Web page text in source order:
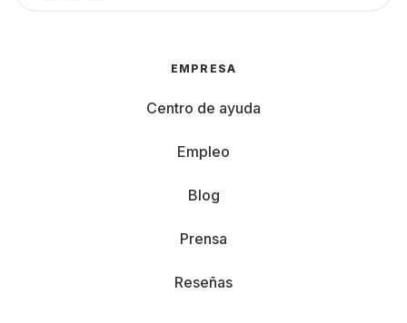
EMPRESA
Centro de ayuda
Empleo
Blog
Prensa
Reseñas